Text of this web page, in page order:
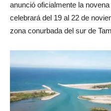
anunció oficialmente la
celebrará del 19 al 22 de
zona conurbada del sur de